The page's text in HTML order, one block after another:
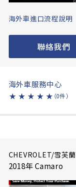
海外車進口流程說明
聯絡我們
海外車服務中心
★ ★ ★ ★ ★ （0件）
CHEVROLET/雪芙蘭
2018年 Camaro